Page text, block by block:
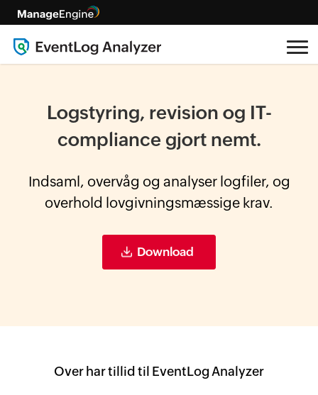
Logstyring, revision og IT-
compliance gjort nemt.
Indsaml, overvåg og analyser logfiler, og
overhold lovgivningsmæssige krav.
Download
Over har tillid til EventLog Analyzer